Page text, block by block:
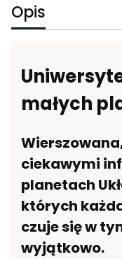
Opis
małych
ciekawymi
planetach
których
czuje się w
wyjątkowo.